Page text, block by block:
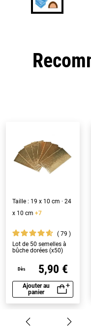
Taille : 19 x 10 cm · 24
x 10 cm +7
79
Lot de 50 semelles à
bûche dorées (x50)
Dès 5,90 €
Ajouter au
panierAperçu rapide